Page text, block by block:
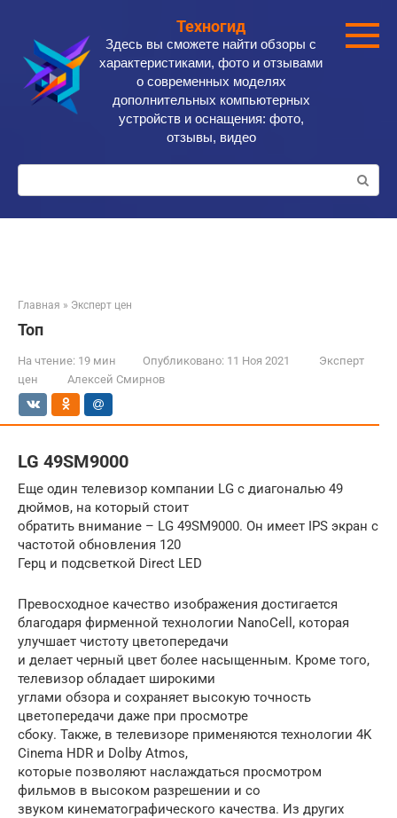
контенту
Техногид
Здесь вы сможете найти обзоры с
характеристиками, фото и отзывами
о современных моделях
дополнительных компьютерных
устройств и оснащения: фото,
отзывы, видео
Поиск:
Главная » Эксперт цен
Топ
На чтение: 19 мин Опубликовано: 11 Ноя 2021
Эксперт
цен
Алексей Смирнов
LG 49SM9000
Еще один телевизор компании LG с диагональю 49
дюймов, на который стоит
обратить внимание – LG 49SM9000. Он имеет IPS экран с
частотой обновления 120
Герц и подсветкой Direct LED
Превосходное качество изображения достигается
благодаря фирменной технологии NanoCell, которая
улучшает чистоту цветопередачи
и делает черный цвет более насыщенным. Кроме того,
телевизор обладает широкими
углами обзора и сохраняет высокую точность
цветопередачи даже при просмотре
сбоку. Также, в телевизоре применяются технологии 4K
Cinema HDR и Dolby Atmos,
которые позволяют наслаждаться просмотром
фильмов в высоком разрешении и со
звуком кинематографического качества. Из других